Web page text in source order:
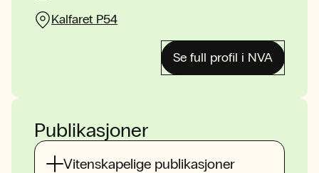
Kalfaret P54
Se full profil i NVA
Publikasjoner
Vitenskapelige publikasjoner